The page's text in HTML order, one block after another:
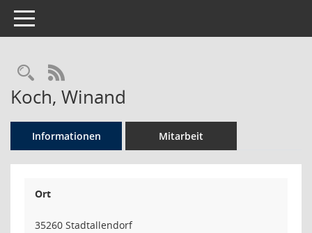
Toggle navigation
Rechercheauswahl
RSS-Feed
Koch, Winand
Informationen Mitarbeit
Ort
35260 Stadtallendorf